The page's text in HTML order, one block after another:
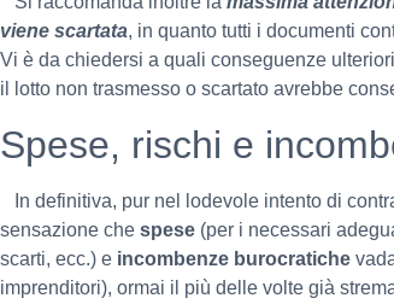
viene scartata, in quanto tutti i documenti
Vi è da chiedersi a quali conseguenze
il lotto non trasmesso o scartato avrebbe
Spese, rischi e
In definitiva, pur nel lodevole intento di
sensazione che spese (per i necessari
scarti, ecc.) e incombenze burocratiche
imprenditori), ormai il più delle volte già